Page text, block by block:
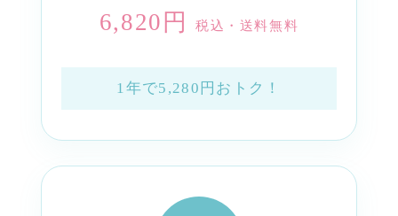
6,820円 税込・送料無料
1年で5,280円おトク！